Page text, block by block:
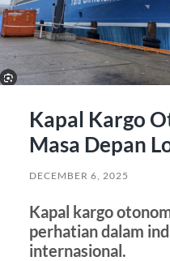
Kapal Kargo
Masa Depan
DECEMBER 6, 2025
Kapal kargo
perhatian dalam
internasional.